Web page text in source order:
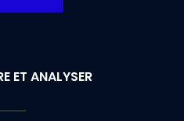
ET ANALYSER